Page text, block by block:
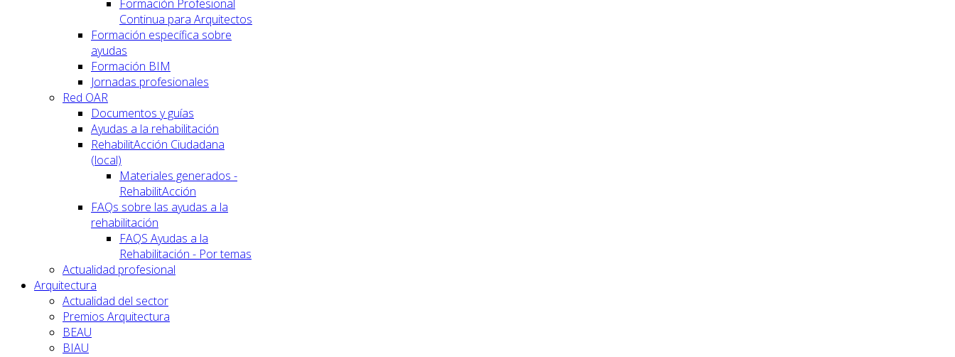
Formación Profesional
Continua para Arquitectos
Formación específica sobre
ayudas
Formación BIM
Jornadas profesionales
Red OAR
Documentos y guías
Ayudas a la rehabilitación
RehabilitAcción Ciudadana
(local)
Materiales generados -
RehabilitAcción
FAQs sobre las ayudas a la
rehabilitación
FAQS Ayudas a la
Rehabilitación - Por temas
Actualidad profesional
Arquitectura
Actualidad del sector
Premios Arquitectura
BEAU
BIAU